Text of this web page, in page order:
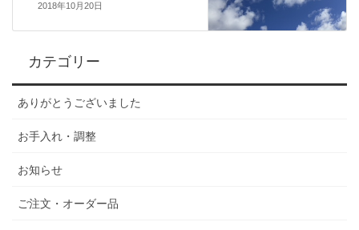
2018年10月20日
カテゴリー
ありがとうございました
お手入れ・調整
お知らせ
ご注文・オーダー品